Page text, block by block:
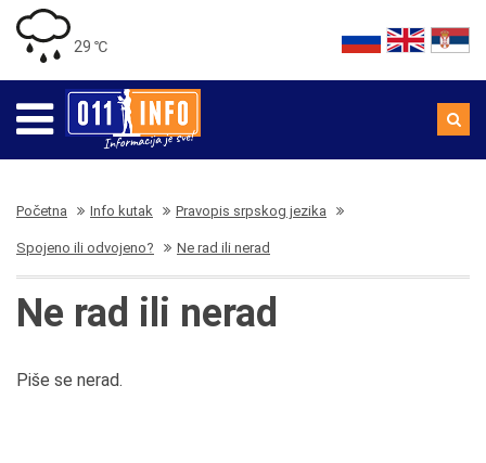
29 ℃
Početna Info kutak Pravopis srpskog jezika
Spojeno ili odvojeno? Ne rad ili nerad
Ne rad ili nerad
Piše se nerad.